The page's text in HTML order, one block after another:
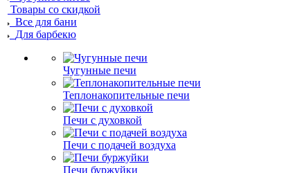
Товары со скидкой
Все для бани
Для барбекю
Чугунные печи
Теплонакопительные печи
Печи с духовкой
Печи с подачей воздуха
Печи буржуйки